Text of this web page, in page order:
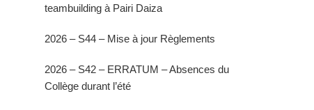
teambuilding à Pairi Daiza
2026 – S44 – Mise à jour Règlements
2026 – S42 – ERRATUM – Absences du
Collège durant l’été